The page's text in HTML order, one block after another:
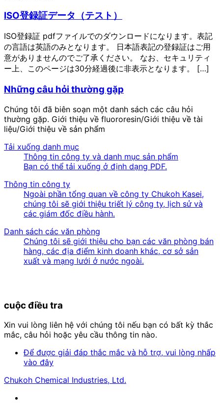
ISO登録証データ（テスト）
ISO登録証 pdfファイルでのダウンロードになります。表記
の言語は英語のみとなります。 日本語表記の登録証はご用
意がありませんのでご了承ください。 なお、セキュリティ
ー上、このページは30分経過後に非表示となります。 […]
Những câu hỏi thường gặp
Chúng tôi đã biên soạn một danh sách các câu hỏi
thường gặp. Giới thiệu về fluororesin/Giới thiệu về tài
liệu/Giới thiệu về sản phẩm
Tải xuống danh mục
Thông tin công ty và danh mục sản phẩm
Bạn có thể tải xuống ở định dạng PDF.
Thông tin công ty
Ngoài phần tổng quan về công ty Chukoh Kasei,
chúng tôi sẽ giới thiệu triết lý công ty, lịch sử và
các giám đốc điều hành.
Danh sách các văn phòng
Chúng tôi sẽ giới thiệu cho bạn các văn phòng bán
hàng, các địa điểm kinh doanh khác, cơ sở sản
xuất và mạng lưới ở nước ngoài.
cuộc điều tra
Xin vui lòng liên hệ với chúng tôi nếu bạn có bất kỳ thắc
mắc, câu hỏi hoặc yêu cầu thông tin nào.
Để được giải đáp thắc mắc và hỗ trợ, vui lòng nhấp
vào đây
Chukoh Chemical Industries, Ltd.